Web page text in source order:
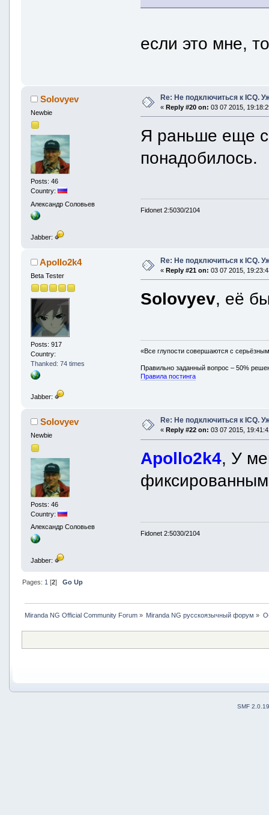
если это мне,
Solovyev
Newbie
Posts: 46
Country:
Александр Соловьев
Jabber:
Re: Не подключиться к ICQ.
« Reply #20 on: 03 07 2015,
Я раньше еще
понадобилось.
Fidonet 2:5030/2104
Apollo2k4
Beta Tester
Posts: 917
Country:
Thanked: 74 times
Jabber:
Re: Не подключиться к ICQ.
« Reply #21 on: 03 07 2015,
Solovyev, её
«Все глупости совершаются с
Правильно заданный вопрос – 50%
Правила постинга
Solovyev
Newbie
Posts: 46
Country:
Александр Соловьев
Jabber:
Re: Не подключиться к ICQ.
« Reply #22 on: 03 07 2015,
Apollo2k4, У
Fidonet 2:5030/2104
Pages: 1[2] Go Up
Miranda NG Official Community Forum» Miranda NG русскоязычный форум »
SMF 2.0.19